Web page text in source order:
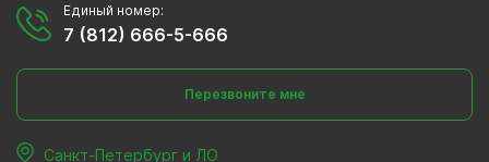
Единый номер:
7 (812) 666-5-666
Перезвоните мне
Санкт-Петербург и ЛО